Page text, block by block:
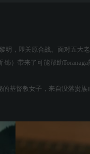
，即关原合战。面对五大
）带来了可能帮助
基督教女子，来自没落贵